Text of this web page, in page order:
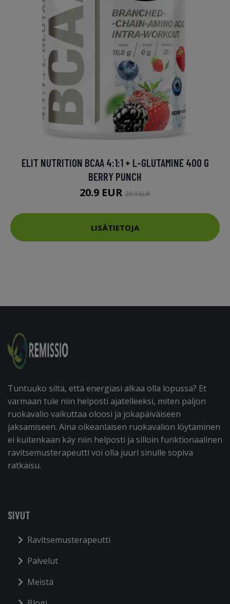
ELIT NUTRITION BCAA 4:1:1 + L-GLUTAMINE 400 G
BERRY PUNCH
20.9 EUR 29.9 EUR
LISÄTIETOJA
Tuntuuko siltä, että energiasi alkaa olla lopussa? Et
varmaan tule niin helposti ajatelleeksi, miten paljon
ruokavalio vaikuttaa oloosi ja jokapäiväiseen
jaksamiseen. Aina oikeanlaisen ruokavalion löytäminen
ei kuitenkaan käy niin helposti ja silloin funktionaalinen
ravitsemusterapeutti voi olla juuri sinulle sopiva
ratkaisu.
SIVUT
Ravitsemusterapeutti
Palvelut
Meistä